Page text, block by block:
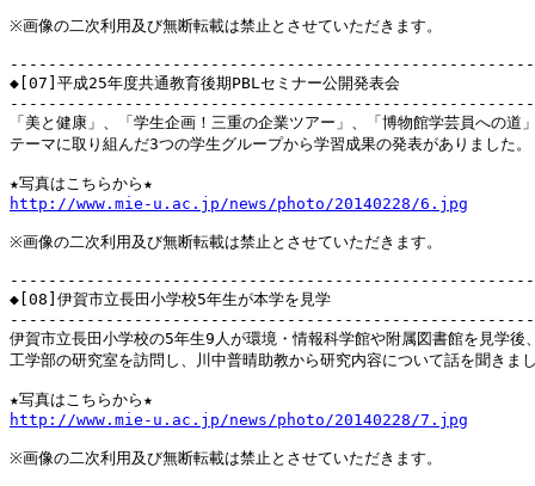
※画像の二次利用及び無断転載は禁止とさせていただきます。
◆[07]平成25年度共通教育後期PBLセミナー公開発表会
「美と健康」、「学生企画！三重の企業ツアー」、「博物館学芸員への道
テーマに取り組んだ3つの学生グループから学習成果の発表がありました。
http://www.mie-u.ac.jp/news/photo/20140228/6.jpg
※画像の二次利用及び無断転載は禁止とさせていただきます。
◆[08]伊賀市立長田小学校5年生が本学を見学
伊賀市立長田小学校の5年生9人が環境・情報科学館や附属図書館を見学後
工学部の研究室を訪問し、川中普晴助教から研究内容について話を聞きま
http://www.mie-u.ac.jp/news/photo/20140228/7.jpg
※画像の二次利用及び無断転載は禁止とさせていただきます。